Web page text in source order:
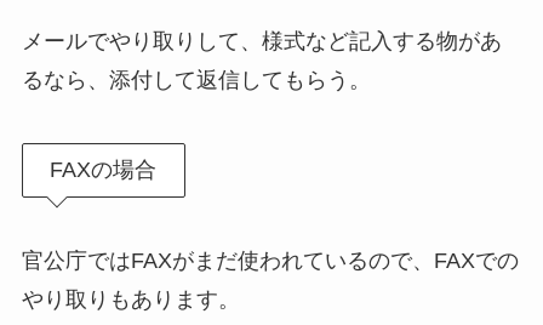
メールでやり取りして、様式など記入する物があ
るなら、添付して返信してもらう。
FAXの場合
官公庁ではFAXがまだ使われているので、FAXでの
やり取りもあります。